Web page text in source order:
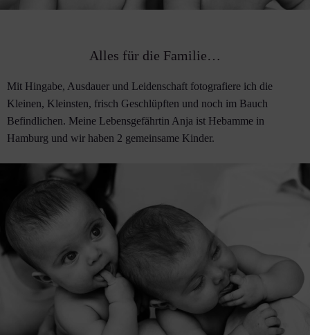
Alles für die Familie…
Mit Hingabe, Ausdauer und Leidenschaft fotografiere ich die
Kleinen, Kleinsten, frisch Geschlüpften und noch im Bauch
Befindlichen. Meine Lebensgefährtin Anja ist Hebamme in
Hamburg und wir haben 2 gemeinsame Kinder.